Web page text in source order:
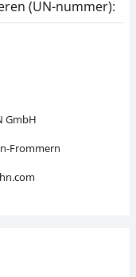
(UN-nummer):
GmbH
Frommern